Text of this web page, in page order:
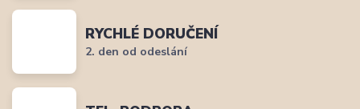
RYCHLÉ DORUČENÍ
2. den od odeslání